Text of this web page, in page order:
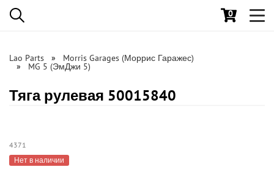
0
Lao Parts Morris Garages (Моррис Гаражес)
MG 5 (ЭмДжи 5)
Тяга рулевая 50015840
4371
Нет в наличии